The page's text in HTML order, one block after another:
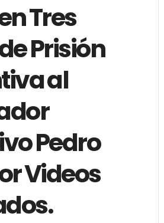
Tres
Prisión
al
Pedro
Videos